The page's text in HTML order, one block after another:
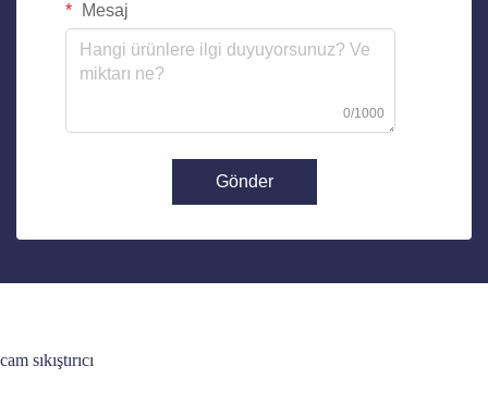
Mesaj
0/1000
Gönder
cam sıkıştırıcı